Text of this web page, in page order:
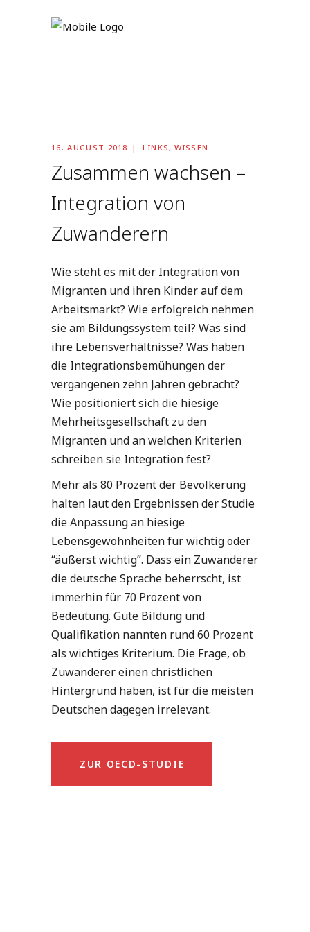
16. AUGUST 2018 LINKS, WISSEN
Zusammen wachsen –
Integration von
Zuwanderern
Wie steht es mit der Integration von
Migranten und ihren Kinder auf dem
Arbeitsmarkt? Wie erfolgreich nehmen
sie am Bildungssystem teil? Was sind
ihre Lebensverhältnisse? Was haben
die Integrationsbemühungen der
vergangenen zehn Jahren gebracht?
Wie positioniert sich die hiesige
Mehrheitsgesellschaft zu den
Migranten und an welchen Kriterien
schreiben sie Integration fest?
Mehr als 80 Prozent der Bevölkerung
halten laut den Ergebnissen der Studie
die Anpassung an hiesige
Lebensgewohnheiten für wichtig oder
“äußerst wichtig”. Dass ein Zuwanderer
die deutsche Sprache beherrscht, ist
immerhin für 70 Prozent von
Bedeutung. Gute Bildung und
Qualifikation nannten rund 60 Prozent
als wichtiges Kriterium. Die Frage, ob
Zuwanderer einen christlichen
Hintergrund haben, ist für die meisten
Deutschen dagegen irrelevant.
ZUR OECD-STUDIE